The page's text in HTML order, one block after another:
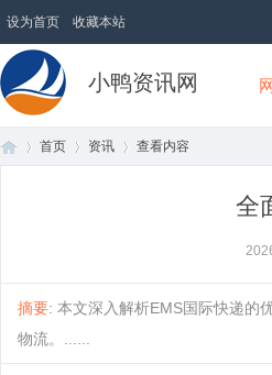
设为首页 收藏本站
小鸭资讯网
首页 资讯 查看内容
全
摘要: 本文深入解析EMS国际快递的
物流。......